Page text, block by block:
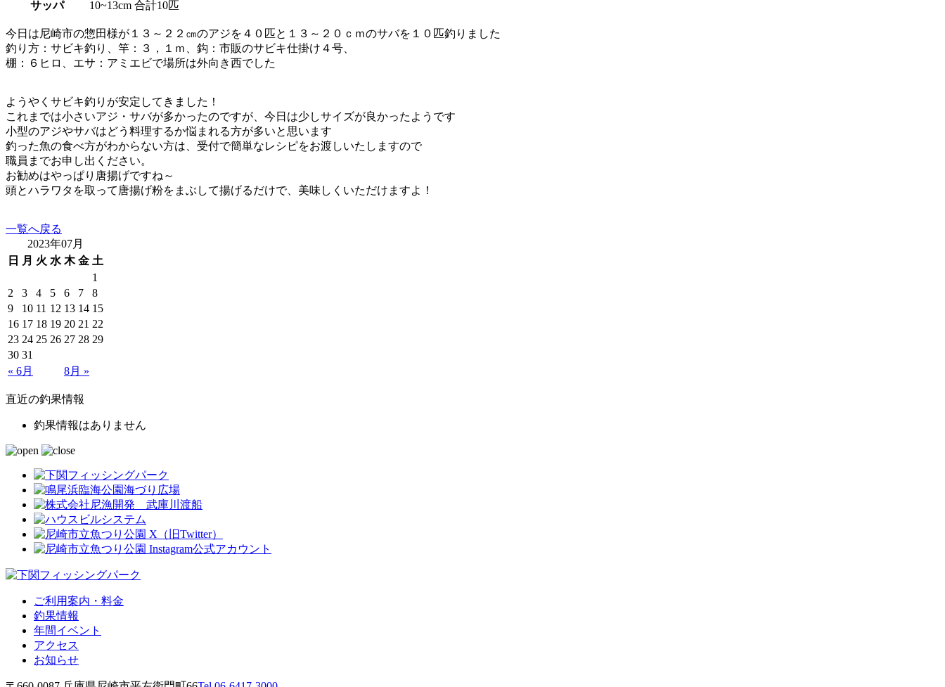
サッパ
10~13cm 合計10匹
今日は尼崎市の惣田様が１３～２２㎝のアジを４０匹と１３～２０ｃｍのサバを１０匹釣りました
釣り方：サビキ釣り、竿：３，１ｍ、鈎：市販のサビキ仕掛け４号、
棚：６ヒロ、エサ：アミエビで場所は外向き西でした
ようやくサビキ釣りが安定してきました！
これまでは小さいアジ・サバが多かったのですが、今日は少しサイズが良かったようです
小型のアジやサバはどう料理するか悩まれる方が多いと思います
釣った魚の食べ方がわからない方は、受付で簡単なレシピをお渡しいたしますので
職員までお申し出ください。
お勧めはやっぱり唐揚げですね～
頭とハラワタを取って唐揚げ粉をまぶして揚げるだけで、美味しくいただけますよ！
一覧へ戻る
2023年07月
日
月 火 水 木 金 土
« 6月 8月 »
1
2
3 4 5 6 7
8
9
10 11 12 13 14 15
16 17 18 19 20 21 22
23 24 25 26 27 28 29
30 31
直近の釣果情報
釣果情報はありません
ご利用案内・料金
釣果情報
年間イベント
アクセス
お知らせ